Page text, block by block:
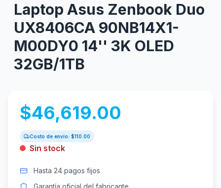
Laptop Asus Zenbook Duo
UX8406CA 90NB14X1-
M00DY0 14'' 3K OLED
32GB/1TB
$46,619.00
Costo de envío: $110.00
Sin stock
Hasta 24 pagos fijos
Garantía oficial del fabricante